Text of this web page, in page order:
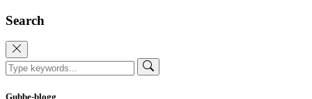
Search
Gubbe-blogg